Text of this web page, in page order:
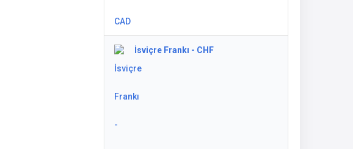
İsviçre Frankı - CHF